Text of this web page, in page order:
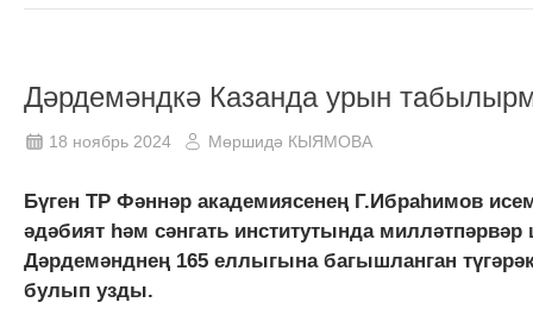
Дәрдемәндкә Казанда урын
18 ноябрь 2024 Мөршидә КЫЯМОВА
Бүген ТР Фәннәр академиясенең Г.Ибраһимов
әдәбият һәм сәнгать институтында милләтпәрвәр
Дәрдемәнднең 165 еллыгына багышланган
булып узды.